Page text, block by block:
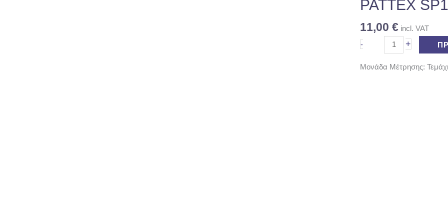
PATTEX
11,00 € incl. VAT
-
ποσότητα
+
Μονάδα Μέτρησης: